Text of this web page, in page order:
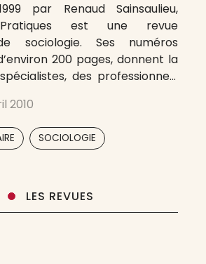
par Renaud Sainsaulieu,
Pratiques est une revue
sociologie. Ses numéros
200 pages, donnent la
des professionnels
ou économique important.
croiser les témoignages et
de terrain et ceux
2010
SOCIOLOGIE
LES REVUES